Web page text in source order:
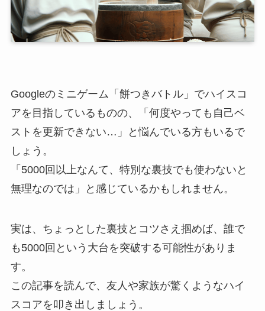
Googleのミニゲーム「餅つきバトル」でハイスコ
アを目指しているものの、「何度やっても自己ベ
ストを更新できない…」と悩んでいる方もいるで
しょう。
「5000回以上なんて、特別な裏技でも使わないと
無理なのでは」と感じているかもしれません。
実は、ちょっとした裏技とコツさえ掴めば、誰で
も5000回という大台を突破する可能性がありま
す。
この記事を読んで、友人や家族が驚くようなハイ
スコアを叩き出しましょう。